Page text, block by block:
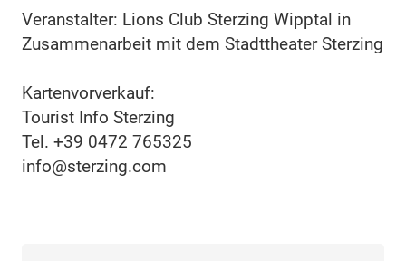
Veranstalter: Lions Club Sterzing Wipptal in
Zusammenarbeit mit dem Stadttheater Sterzing
Kartenvorverkauf:
Tourist Info Sterzing
Tel. +39 0472 765325
info@sterzing.com